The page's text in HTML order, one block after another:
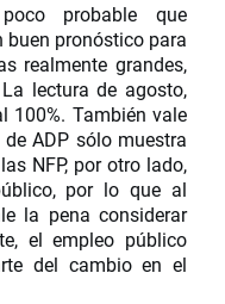
probable que
buen pronóstico para
realmente grandes,
lectura de agosto,
100%. También vale
ADP sólo muestra
NFP, por otro lado,
por lo que al
la pena considerar
el empleo público
del cambio en el